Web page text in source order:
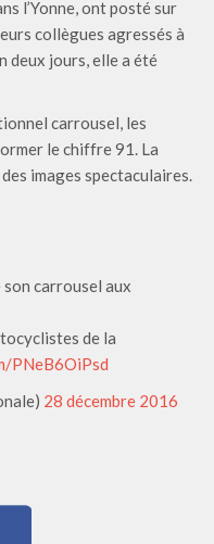
l’Yonne, ont posté sur
collègues agressés à
deux jours, elle a été
carrousel, les
le chiffre 91. La
images spectaculaires.
carrousel aux
de la
PNeB6OiPsd
28 décembre 2016